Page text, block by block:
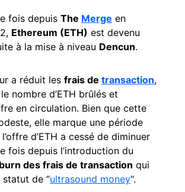
fois depuis The Merge en
Ethereum (ETH) est devenu
à la mise à niveau Dencun.
a réduit les frais de transaction,
nombre d’ETH brûlés et
en circulation. Bien que cette
elle marque une période
d’ETH a cessé de diminuer
fois depuis l’introduction du
burn des frais de transaction qui
de “ultrasound money“.